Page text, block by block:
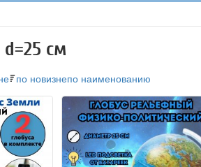
см
по новизнепо наименованию